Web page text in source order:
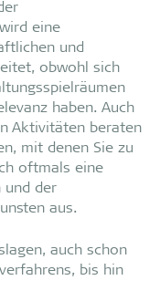
eine
und
obwohl sich
haben. Auch
Aktivitäten beraten
mit denen Sie zu
oftmals eine
und der
aus.
auch schon
bis hin